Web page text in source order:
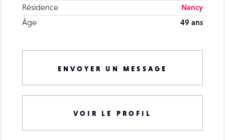
Résidence
Nancy
Âge
49 ans
ENVOYER UN MESSAGE
VOIR LE PROFIL